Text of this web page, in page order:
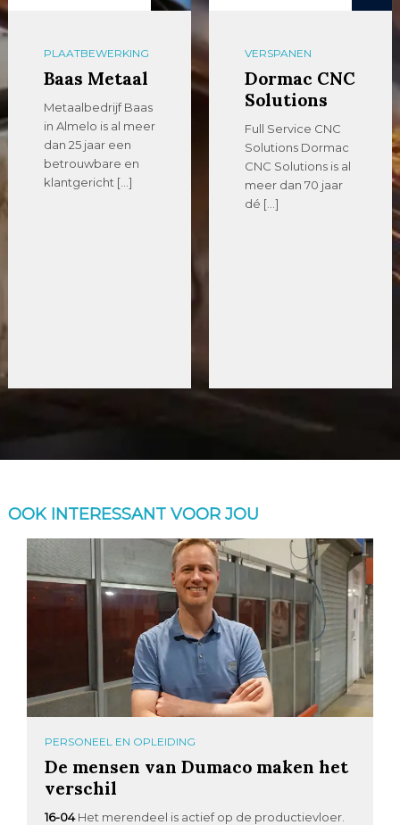
PLAATBEWERKING
Baas Metaal
Metaalbedrijf Baas
in Almelo is al meer
dan 25 jaar een
betrouwbare en
klantgericht […]
VERSPANEN
Dormac CNC
Solutions
Full Service CNC
Solutions Dormac
CNC Solutions is al
meer dan 70 jaar
dé […]
OOK INTERESSANT VOOR JOU
PERSONEEL EN OPLEIDING
De mensen van Dumaco maken het
verschil
16-04 Het merendeel is actief op de productievloer.